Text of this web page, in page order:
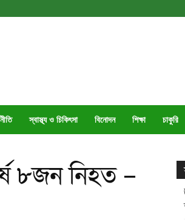
স্বাস্থ্য ও চিকিৎসা বিনোদন শিক্ষা চাকুরি
৮জন নিহত –